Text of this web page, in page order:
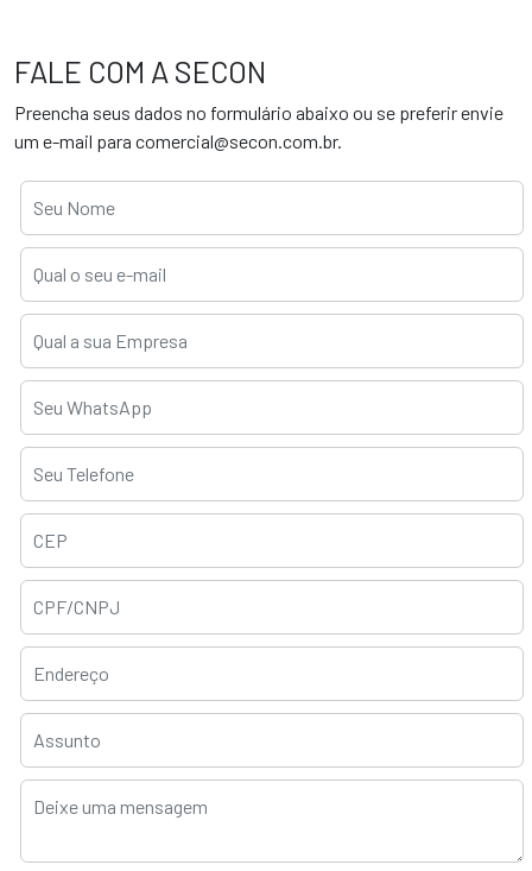
FALE COM A SECON
Preencha seus dados no formulário abaixo ou se preferir envie
um e-mail para comercial@secon.com.br.